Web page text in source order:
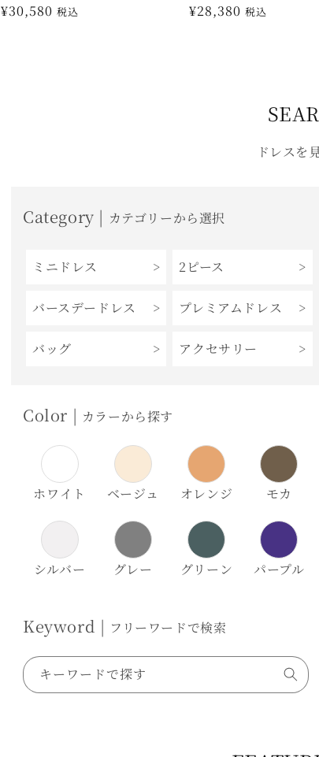
通
¥30,580税込
通
¥28,380税込
ドレスを
Category | カテゴリーから選択
ミニドレス 2ピース
バースデードレス プレミアムドレス
バッグ アクセサリー
Color | カラーから探す
ホワイト ベージュ オレンジ モカ
シルバー グレー グリーン パープル
Keyword | フリーワードで検索
キーワードで探す